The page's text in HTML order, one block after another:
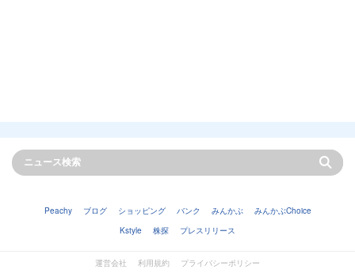
Peachy ブログ ショッピング バンク みんかぶ
みんかぶChoice
Kstyle
株探 プレスリリース
運営会社 利用規約
プライバシーポリシー